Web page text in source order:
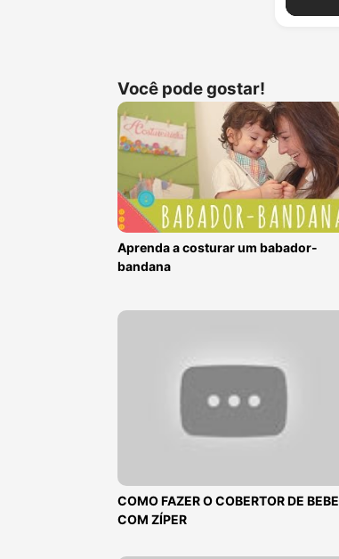
Você pode gostar!
Aprenda a costurar um babador-
bandana
COMO FAZER O COBERTOR DE BEBE
COM ZÍPER